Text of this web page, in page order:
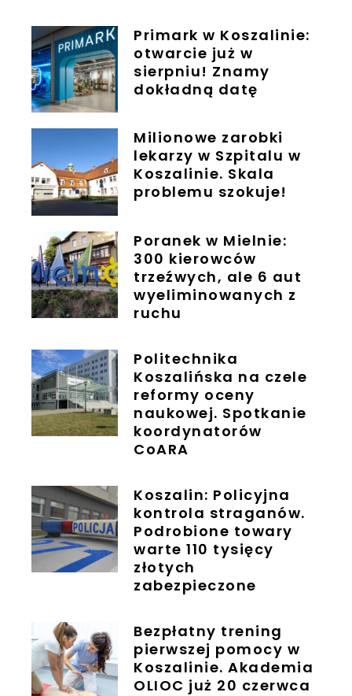
Primark w Koszalinie:
otwarcie już w
sierpniu! Znamy
dokładną datę
Milionowe zarobki
lekarzy w Szpitalu w
Koszalinie. Skala
problemu szokuje!
Poranek w Mielnie:
300 kierowców
trzeźwych, ale 6 aut
wyeliminowanych z
ruchu
Politechnika
Koszalińska na czele
reformy oceny
naukowej. Spotkanie
koordynatorów
CoARA
Koszalin: Policyjna
kontrola straganów.
Podrobione towary
warte 110 tysięcy
złotych
zabezpieczone
Bezpłatny trening
pierwszej pomocy w
Koszalinie. Akademia
OLIOC już 20 czerwca